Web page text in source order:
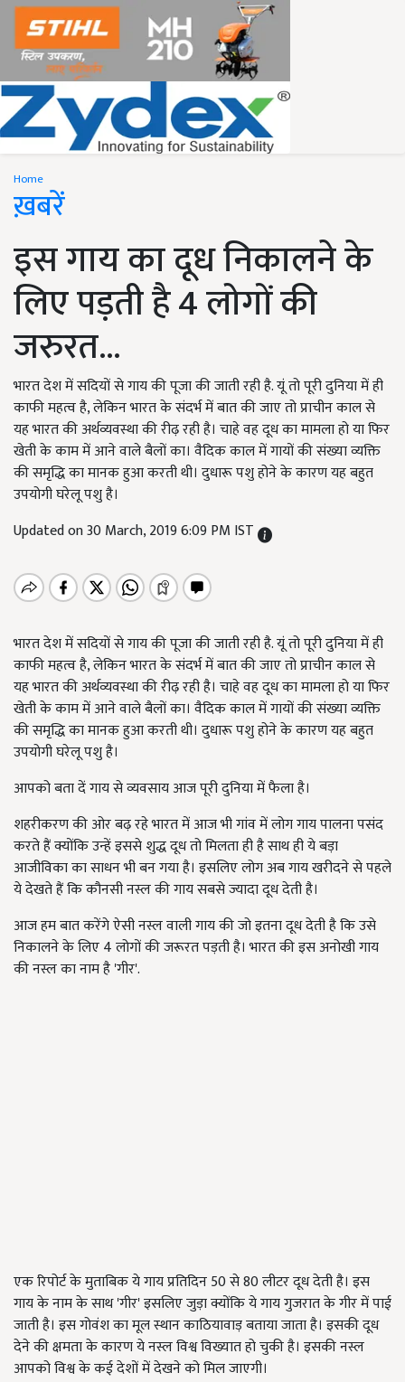
Home
ख़बरें
इस गाय का दूध निकालने के
लिए पड़ती है 4 लोगों की
जरुरत...
भारत देश में सदियों से गाय की पूजा की जाती रही है. यूं तो पूरी दुनिया में ही
काफी महत्व है, लेकिन भारत के संदर्भ में बात की जाए तो प्राचीन काल से
यह भारत की अर्थव्यवस्था की रीढ़ रही है। चाहे वह दूध का मामला हो या फिर
खेती के काम में आने वाले बैलों का। वैदिक काल में गायों की संख्या व्यक्ति
की समृद्धि का मानक हुआ करती थी। दुधारू पशु होने के कारण यह बहुत
उपयोगी घरेलू पशु है।
Updated on 30 March, 2019 6:09 PM IST
भारत देश में सदियों से गाय की पूजा की जाती रही है. यूं तो पूरी दुनिया में ही
काफी महत्व है, लेकिन भारत के संदर्भ में बात की जाए तो प्राचीन काल से
यह भारत की अर्थव्यवस्था की रीढ़ रही है। चाहे वह दूध का मामला हो या फिर
खेती के काम में आने वाले बैलों का। वैदिक काल में गायों की संख्या व्यक्ति
की समृद्धि का मानक हुआ करती थी। दुधारू पशु होने के कारण यह बहुत
उपयोगी घरेलू पशु है।
आपको बता दें गाय से व्यवसाय आज पूरी दुनिया में फैला है।
शहरीकरण की ओर बढ़ रहे भारत में आज भी गांव में लोग गाय पालना पसंद
करते हैं क्योंकि उन्हें इससे शुद्ध दूध तो मिलता ही है साथ ही ये बड़ा
आजीविका का साधन भी बन गया है। इसलिए लोग अब गाय खरीदने से पहले
ये देखते हैं कि कौनसी नस्ल की गाय सबसे ज्यादा दूध देती है।
आज हम बात करेंगे ऐसी नस्ल वाली गाय की जो इतना दूध देती है कि उसे
निकालने के लिए 4 लोगों की जरूरत पड़ती है। भारत की इस अनोखी गाय
की नस्ल का नाम है 'गीर'.
एक रिपोर्ट के मुताबिक ये गाय प्रतिदिन 50 से 80 लीटर दूध देती है। इस
गाय के नाम के साथ 'गीर' इसलिए जुड़ा क्योंकि ये गाय गुजरात के गीर में पाई
जाती है। इस गोवंश का मूल स्थान काठियावाड़ बताया जाता है। इसकी दूध
देने की क्षमता के कारण ये नस्ल विश्व विख्यात हो चुकी है। इसकी नस्ल
आपको विश्व के कई देशों में देखने को मिल जाएगी।